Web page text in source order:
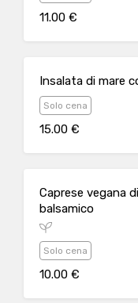
11.00 €
Insalata di mare
Solo cena
15.00 €
Caprese vegana
balsamico
Solo cena
10.00 €